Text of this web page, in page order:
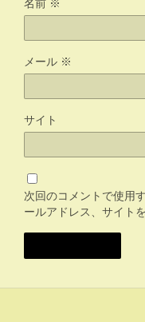
メール ※
サイト
次回のコメントで使用
ールアドレス、サイト